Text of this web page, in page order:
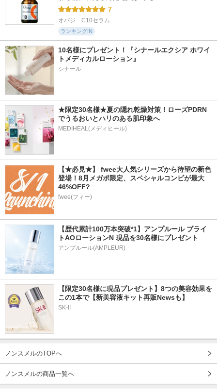
7
オバジ　C10セラム
ランキングIN
10名様にプレゼント！『シナールエクシア ホワイ
トメディカルローション』
シナール
★限定30名様★夏の隠れ乾燥対策！ローズPDRN
でうるおいとハリのある肌印象へ
MEDIHEAL(メディヒール)
【★必見★】 fwee大人気シリーズから待望の新色
登場！8月メガポ限定、スペシャルコンビが最大
46%OFF?
fwee(フィー)
【歴代累計100万本突破*1】アンプルール ブライ
トAOローションN 現品を30名様にプレゼント
アンプルール(AMPLEUR)
【限定30名様に現品プレゼント】8つの美容効果を
この1本で【新美容液キット再販Newsも】
SK-II
ノンスメルのTOPへ
ノンスメルの商品一覧へ